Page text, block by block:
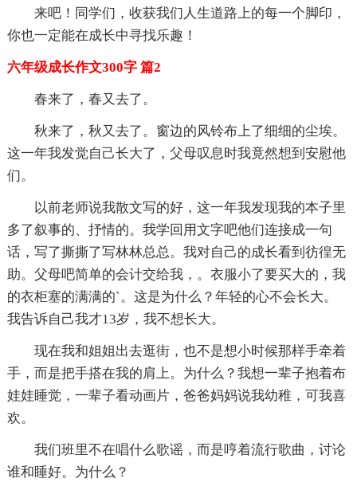
来吧！同学们，收获我们人生道路上的每一个脚印，
你也一定能在成长中寻找乐趣！
六年级成长作文300字 篇2
春来了，春又去了。
秋来了，秋又去了。窗边的风铃布上了细细的尘埃。
这一年我发觉自己长大了，父母叹息时我竟然想到安慰他
们。
以前老师说我散文写的好，这一年我发现我的本子里
多了叙事的、抒情的。我学回用文字吧他们连接成一句
话，写了撕撕了写林林总总。我对自己的成长看到彷徨无
助。父母吧简单的会计交给我，。衣服小了要买大的，我
的衣柜塞的满满的`。这是为什么？年轻的心不会长大。
我告诉自己我才13岁，我不想长大。
现在我和姐姐出去逛街，也不是想小时候那样手牵着
手，而是把手搭在我的肩上。为什么？我想一辈子抱着布
娃娃睡觉，一辈子看动画片，爸爸妈妈说我幼稚，可我喜
欢。
我们班里不在唱什么歌谣，而是哼着流行歌曲，讨论
谁和睡好。为什么？